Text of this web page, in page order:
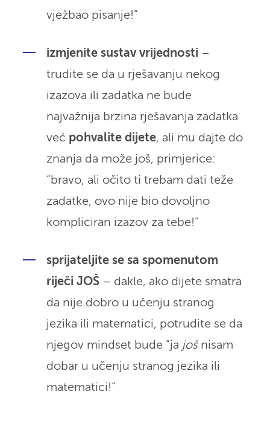
vježbao pisanje!”
izmjenite sustav vrijednosti –
trudite se da u rješavanju nekog
izazova ili zadatka ne bude
najvažnija brzina rješavanja zadatka
već pohvalite dijete, ali mu dajte do
znanja da može još, primjerice:
“bravo, ali očito ti trebam dati teže
zadatke, ovo nije bio dovoljno
kompliciran izazov za tebe!”
sprijateljite se sa spomenutom
riječi JOŠ– dakle, ako dijete smatra
da nije dobro u učenju stranog
jezika ili matematici, potrudite se da
njegov mindset bude “ja jošnisam
dobar u učenju stranog jezika ili
matematici!”